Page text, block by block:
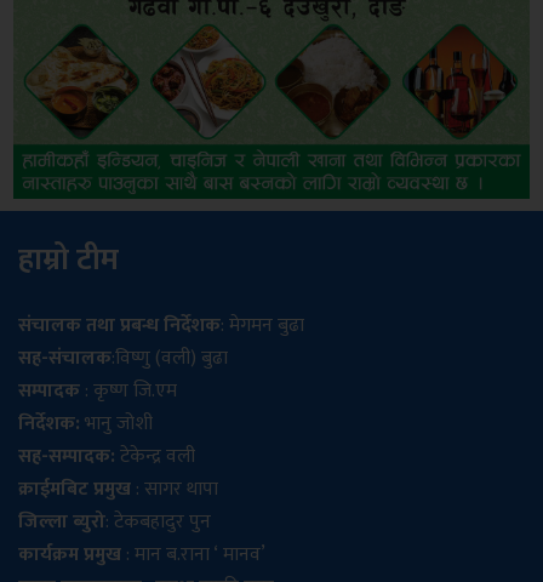
हाम्रो टीम
संचालक तथा प्रबन्ध निर्देशक: मेगमन बुढा
सह-संचालक:विष्णु (वली) बुढा
सम्पादक: कृष्ण जि.एम
निर्देशक:भानु जोशी
सह-सम्पादक:टेकेन्द्र वली
क्राईमबिट प्रमुख: सागर थापा
जिल्ला ब्युरो: टेकबहादुर पुन
कार्यक्रम प्रमुख: मान ब.राना ‘ मानव’